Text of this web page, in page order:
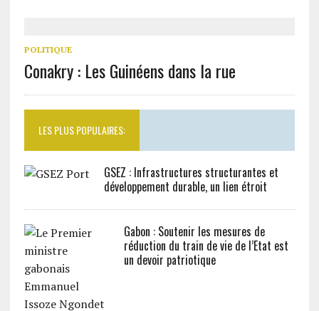
POLITIQUE
Conakry : Les Guinéens dans la rue
LES PLUS POPULAIRES:
GSEZ : Infrastructures structurantes et
développement durable, un lien étroit
Gabon : Soutenir les mesures de
réduction du train de vie de l’Etat est
un devoir patriotique